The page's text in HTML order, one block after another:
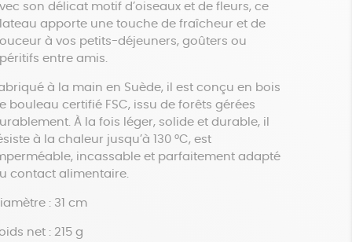
son délicat motif d’oiseaux et de fleurs, ce
apporte une touche de fraîcheur et de
à vos petits-déjeuners, goûters ou
entre amis.
à la main en Suède, il est conçu en bois
bouleau certifié FSC, issu de forêts gérées
À la fois léger, solide et durable, il
à la chaleur jusqu’à 130 °C, est
incassable et parfaitement adapté
contact alimentaire.
: 31 cm
net : 215 g